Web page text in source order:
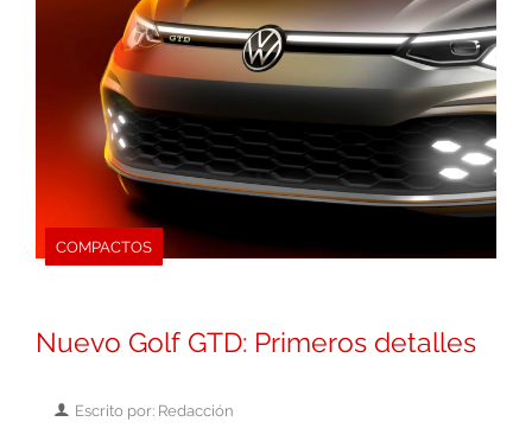
COMPACTOS
Nuevo Golf GTD: Primeros detalles
Escrito por: Redacción